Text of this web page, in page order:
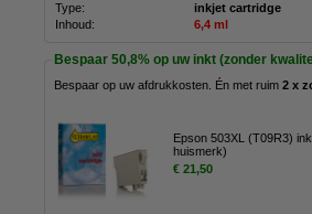
Type:
inkjet cartridge
Inhoud:
6,4 ml
Bespaar 50,8% op uw inkt (zonder
Bespaar op uw afdrukkosten. Én met ruim 2 x
Epson 503XL (T09R3)
huismerk)
€ 21,50